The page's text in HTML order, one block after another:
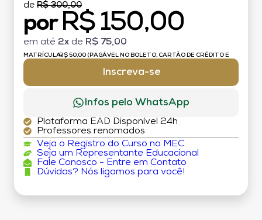
de R$ 300,00
por R$ 150,00
em até 2x de R$ 75,00
MATRÍCULA:R$ 50,00 (PAGÁVEL NO BOLETO, CARTÃO DE CRÉDITO E
Inscreva-se
Infos pelo WhatsApp
Plataforma EAD Disponível 24h
Professores renomados
Veja o Registro do Curso no MEC
Seja um Representante Educacional
Fale Conosco - Entre em Contato
Dúvidas? Nós ligamos para você!